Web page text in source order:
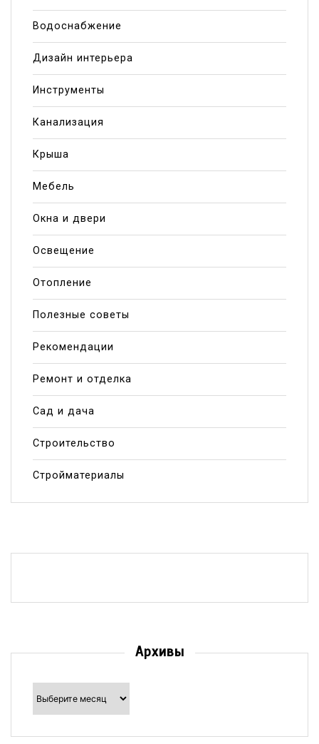
Водоснабжение
Дизайн интерьера
Инструменты
Канализация
Крыша
Мебель
Окна и двери
Освещение
Отопление
Полезные советы
Рекомендации
Ремонт и отделка
Сад и дача
Строительство
Стройматериалы
Архивы
Архивы